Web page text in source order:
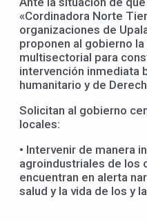
«Cordinadora Norte
organizaciones de
proponen al gobierno
multisectorial para
intervención inmediata
humanitario y de
Solicitan al gobierno
locales:
• Intervenir de manera
agroindustriales de los
encuentran en alerta
salud y la vida de los y